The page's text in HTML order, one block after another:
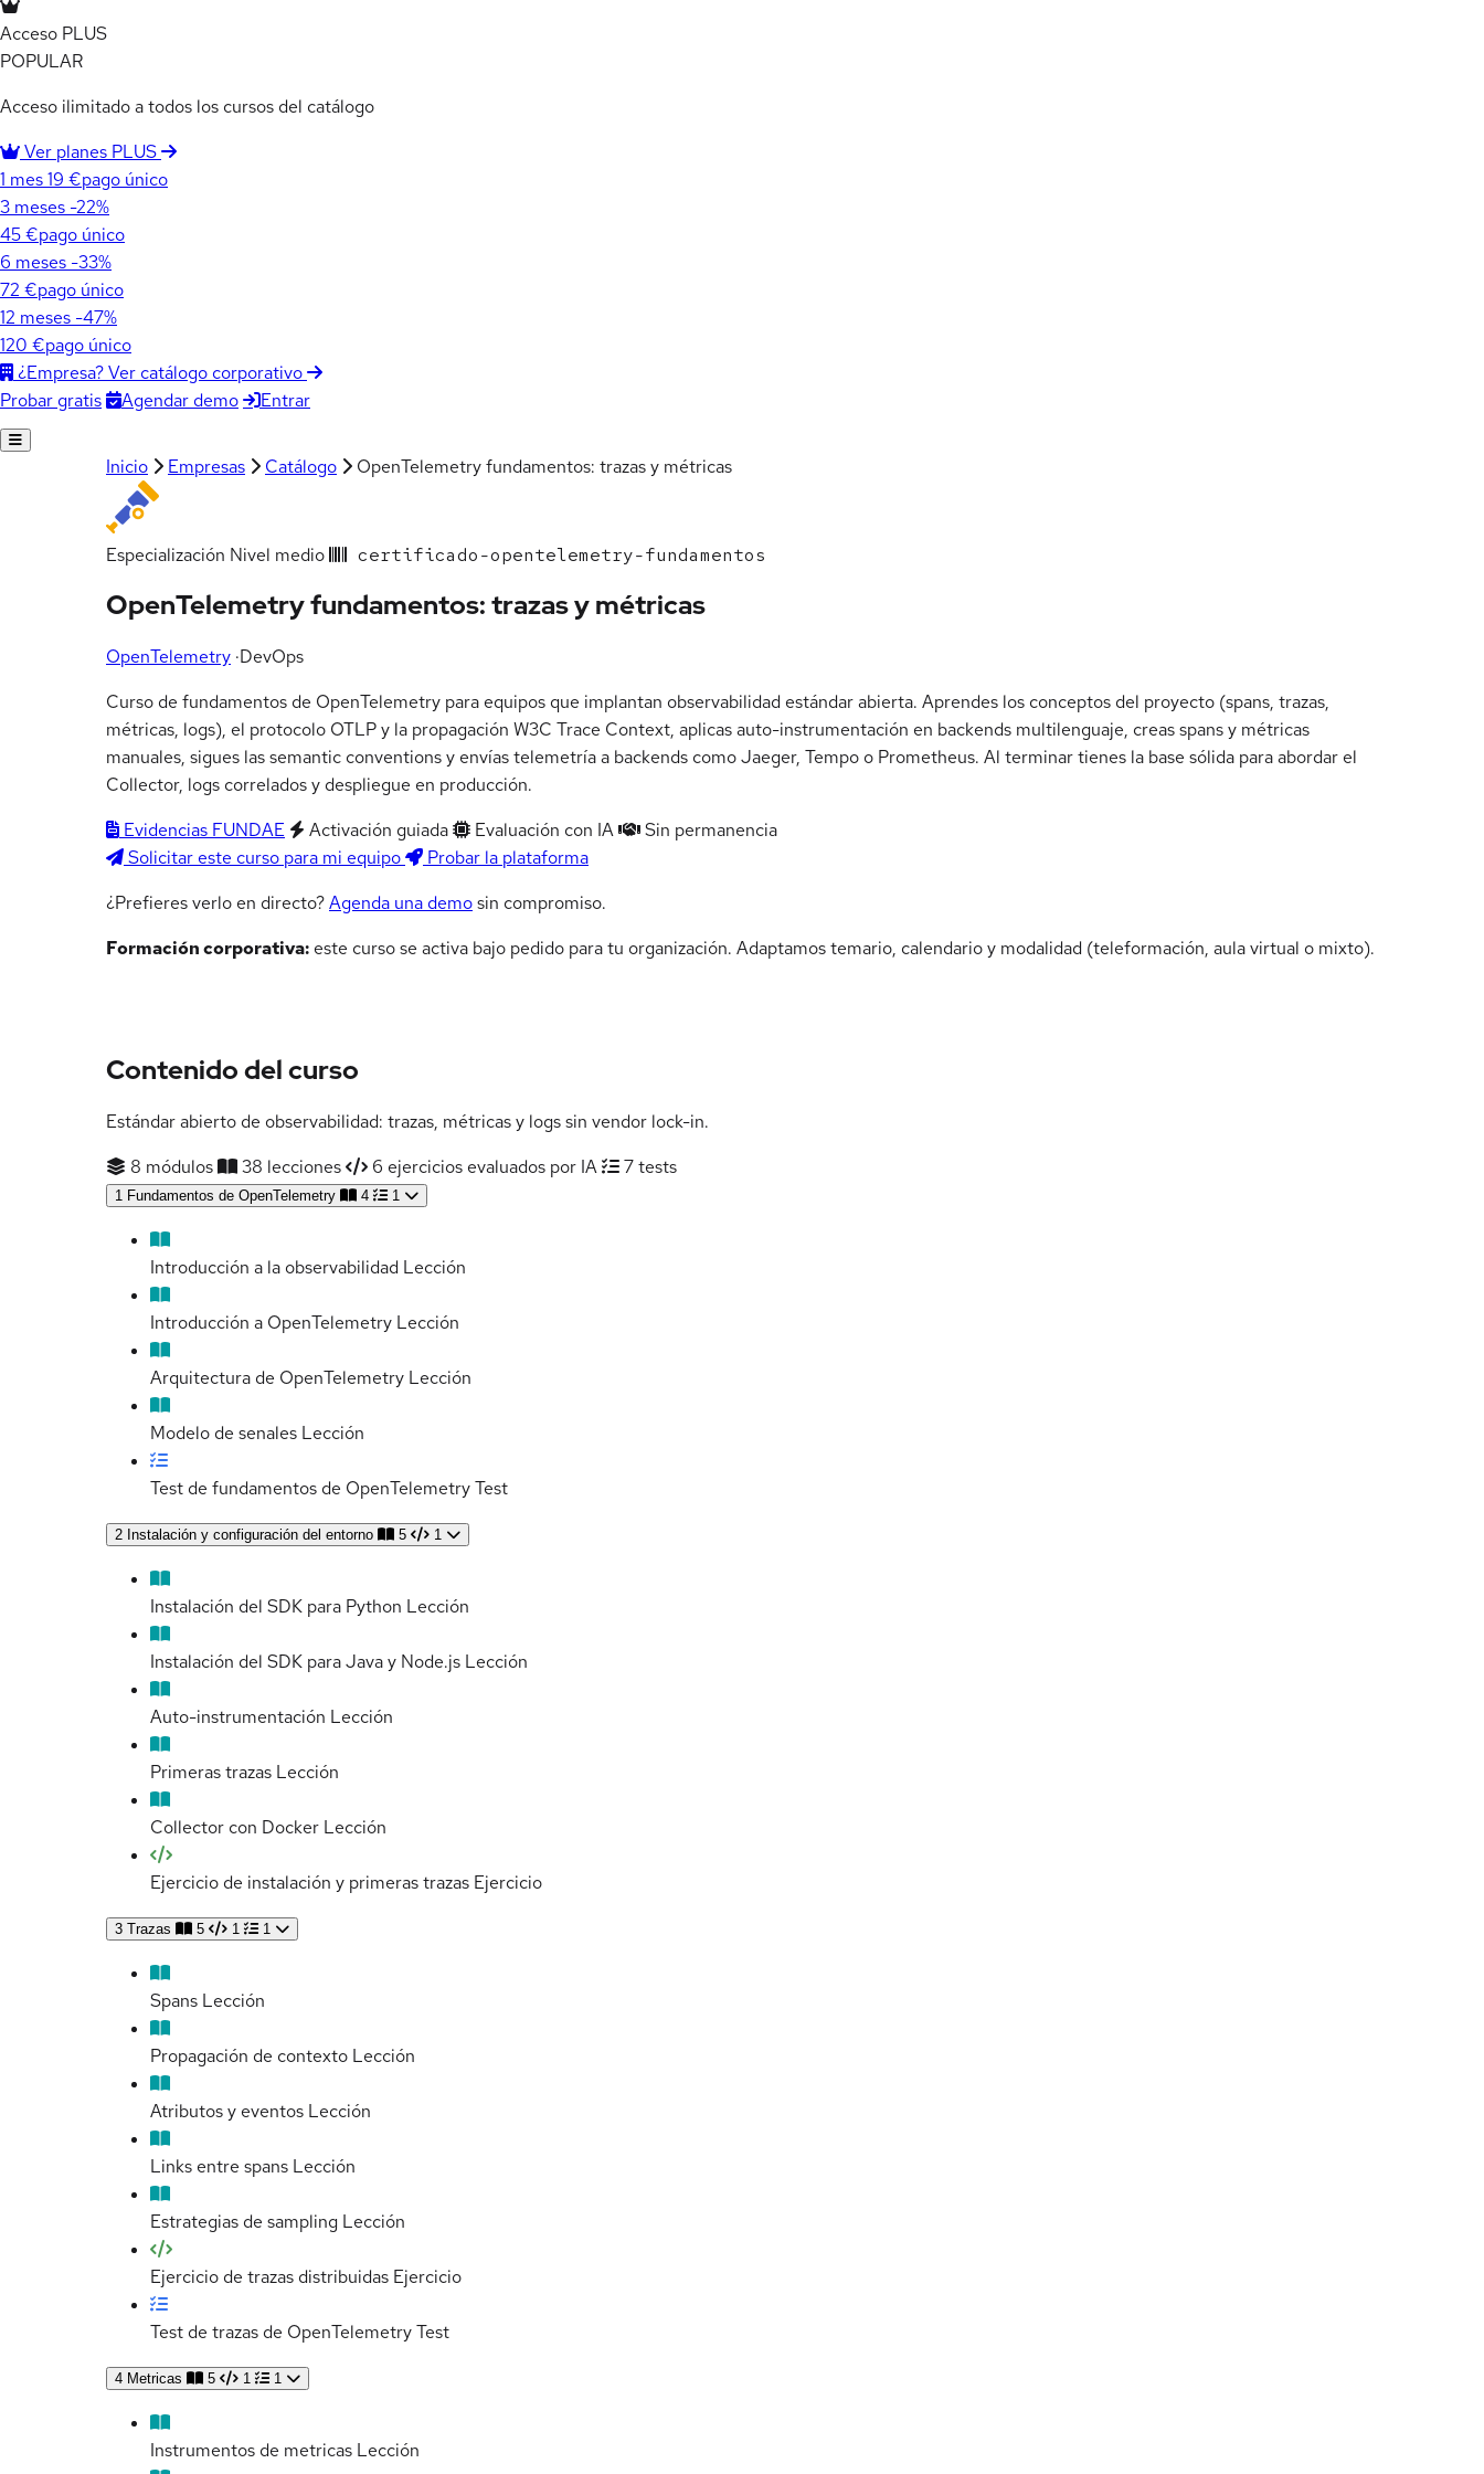
Acceso PLUS
POPULAR
Acceso ilimitado a todos los cursos del catálogo
Ver planes PLUS
1 mes19 €pago único
3 meses -22%
45 €pago único
6 meses -33%
72 €pago único
12 meses -47%
120 €pago único
¿Empresa? Ver catálogo corporativo
Probar gratis
Agendar demo Entrar
Inicio Empresas Catálogo OpenTelemetry fundamentos: trazas y métricas
Especialización Nivel medio certificado-opentelemetry-fundamentos
OpenTelemetry fundamentos: trazas y métricas
OpenTelemetry ·DevOps
Curso de fundamentos de OpenTelemetry para equipos que implantan observabilidad estándar abierta. Aprendes los conceptos del proyecto (spans, trazas,
métricas, logs), el protocolo OTLP y la propagación W3C Trace Context, aplicas auto-instrumentación en backends multilenguaje, creas spans y métricas
manuales, sigues las semantic conventions y envías telemetría a backends como Jaeger, Tempo o Prometheus. Al terminar tienes la base sólida para abordar el
Collector, logs correlados y despliegue en producción.
Evidencias FUNDAE
Activación guiada Evaluación con IA
Sin permanencia
Solicitar este curso para mi equipo
Probar la plataforma
¿Prefieres verlo en directo?Agenda una demosin compromiso.
Formación corporativa: este curso se activa bajo pedido para tu organización. Adaptamos temario, calendario y modalidad (teleformación, aula virtual o mixto).
Contenido del curso
Estándar abierto de observabilidad: trazas, métricas y logs sin vendor lock-in.
8 módulos
38 lecciones 6 ejercicios evaluados por IA 7 tests
1 Fundamentos de OpenTelemetry 4 1
Introducción a la observabilidad Lección
Introducción a OpenTelemetry Lección
Arquitectura de OpenTelemetry Lección
Modelo de senales Lección
Test de fundamentos de OpenTelemetryTest
2 Instalación y configuración del entorno 5 1
Instalación del SDK para Python Lección
Instalación del SDK para Java y Node.js Lección
Auto-instrumentación Lección
Primeras trazas Lección
Collector con Docker Lección
Ejercicio de instalación y primeras trazas Ejercicio
3 Trazas 5 1 1
Spans Lección
Propagación de contexto Lección
Atributos y eventos Lección
Links entre spans Lección
Estrategias de sampling Lección
Ejercicio de trazas distribuidas Ejercicio
Test de trazas de OpenTelemetryTest
4 Metricas 5 1 1
Instrumentos de metricas Lección